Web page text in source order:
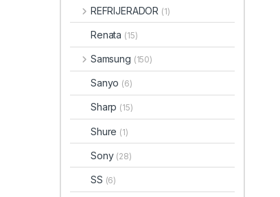
REFRIJERADOR (1)
Renata (15)
Samsung (150)
Sanyo (6)
Sharp (15)
Shure (1)
Sony (28)
SS (6)